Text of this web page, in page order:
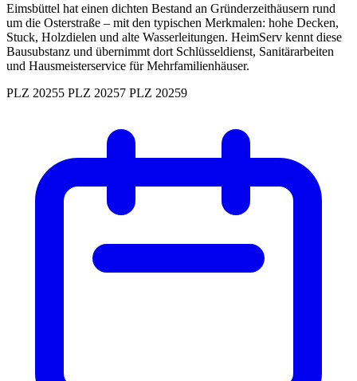
Eimsbüttel hat einen dichten Bestand an Gründerzeithäusern rund
um die Osterstraße – mit den typischen Merkmalen: hohe Decken,
Stuck, Holzdielen und alte Wasserleitungen. HeimServ kennt diese
Bausubstanz und übernimmt dort Schlüsseldienst, Sanitärarbeiten
und Hausmeisterservice für Mehrfamilienhäuser.
PLZ 20255 PLZ 20257 PLZ 20259